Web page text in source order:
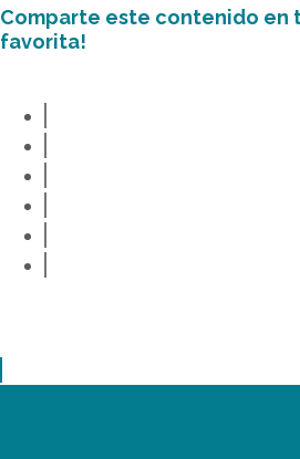
Comparte este contenido en
favorita!